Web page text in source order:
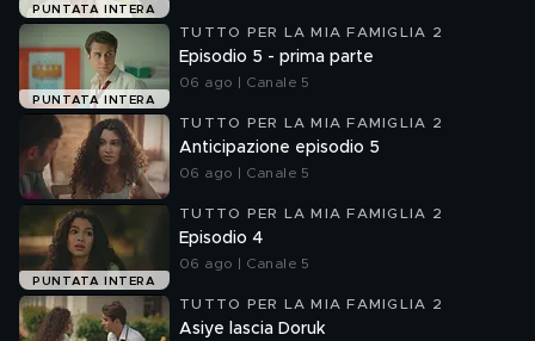
PUNTATA INTERA
PUNTATA INTERA
TUTTO PER LA MIA FAMIGLIA 2
Episodio 5 - prima parte
06 ago | Canale 5
TUTTO PER LA MIA FAMIGLIA 2
Anticipazione episodio 5
06 ago | Canale 5
PUNTATA INTERA
TUTTO PER LA MIA FAMIGLIA 2
Episodio 4
06 ago | Canale 5
TUTTO PER LA MIA FAMIGLIA 2
Asiye lascia Doruk